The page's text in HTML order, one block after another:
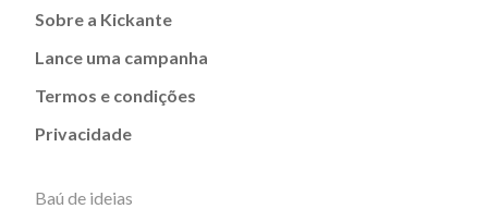
Sobre a Kickante
Lance uma campanha
Termos e condições
Privacidade
Baú de ideias